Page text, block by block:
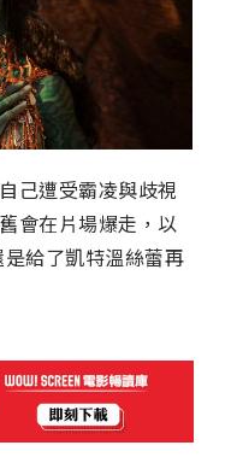
己遭受霸凌與歧視
會在片場爆走，以
給了凱特溫絲蕾再